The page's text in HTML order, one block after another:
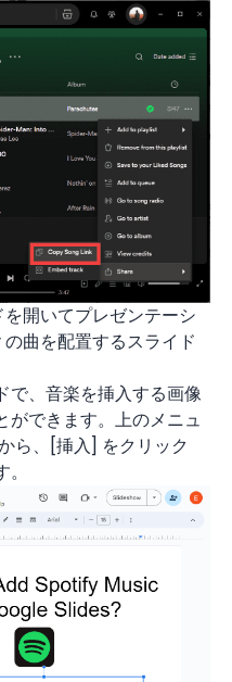
開いてプレゼンテーシ
曲を配置するスライド
で、音楽を挿入する画像
ができます。上のメニュ
ら、[挿入] をクリック